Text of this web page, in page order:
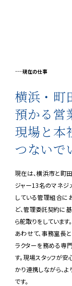
現在の仕事
横浜・町
預かる営
現場と本
つないで
現在は、横浜市と町
ジャー13名のマネジ
している管理組合に
ど、管理委託契約に
ら舵取りをしています。
あわせて、事務室長
ラクターを務める専
す。現場スタッフが
かり連携しながら、
です。